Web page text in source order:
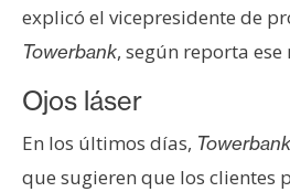
explicó el vicepresidente de
Towerbank, según reporta ese
Ojos láser
En los últimos días, Towerbank
que sugieren que los clientes